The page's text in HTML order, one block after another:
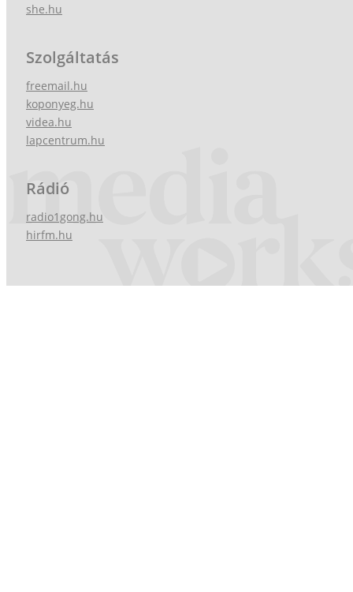
she.hu
Szolgáltatás
freemail.hu
koponyeg.hu
videa.hu
lapcentrum.hu
Rádió
radio1gong.hu
hirfm.hu